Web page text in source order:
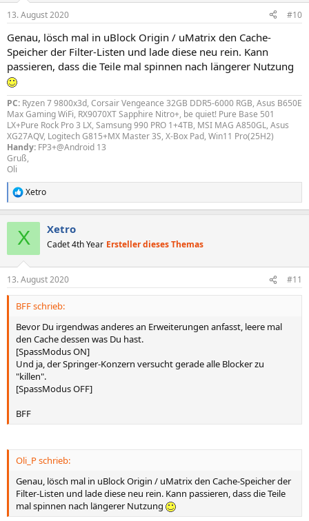
e
:
13. August 2020 #10
Genau, lösch mal in uBlock Origin / uMatrix den Cache-
Speicher der Filter-Listen und lade diese neu rein. Kann
passieren, dass die Teile mal spinnen nach längerer Nutzung
PC: Ryzen 7 9800x3d, Corsair Vengeance 32GB DDR5-6000 RGB, Asus B650E
Max Gaming WiFi, RX9070XT Sapphire Nitro+, be quiet! Pure Base 501
LX+Pure Rock Pro 3 LX, Samsung 990 PRO 1+4TB, MSI MAG A850GL, Asus
XG27AQV, Logitech G815+MX Master 3S, X-Box Pad, Win11 Pro(25H2)
Handy: FP3+@Android 13
Gruß,
Oli
R
e
e
n
Xetro
X Xetro
Cadet 4th Year Ersteller dieses Themas
13. August 2020 #11
BFF schrieb:
Bevor Du irgendwas anderes an Erweiterungen anfasst, leere mal
den Cache dessen was Du hast.
[SpassModus ON]
Und ja, der Springer-Konzern versucht gerade alle Blocker zu
"killen".
[SpassModus OFF]
BFF
Oli_P schrieb:
Genau, lösch mal in uBlock Origin / uMatrix den Cache-Speicher der
Filter-Listen und lade diese neu rein. Kann passieren, dass die Teile
mal spinnen nach längerer Nutzung